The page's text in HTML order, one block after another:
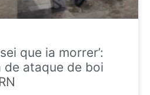
que ia morrer’:
de ataque de boi